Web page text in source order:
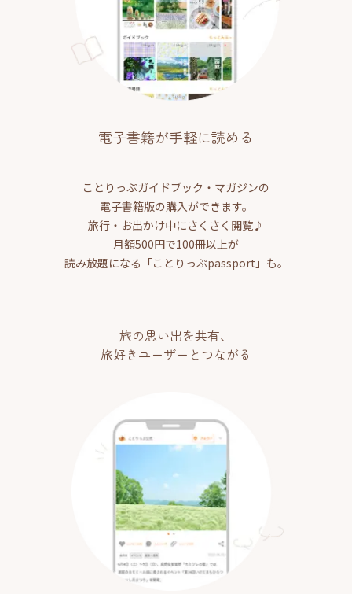
電子書籍が手軽に読める
ことりっぷガイドブック・マガジンの
電子書籍版の購入ができます。
旅行・お出かけ中にさくさく閲覧♪
月額500円で100冊以上が
読み放題になる「ことりっぷpassport」も。
旅の思い出を共有、
旅好きユーザーとつながる